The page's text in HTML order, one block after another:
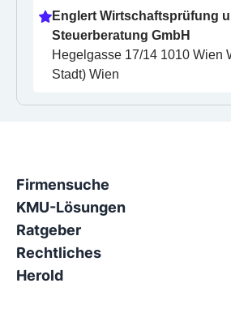
Englert Wirtschaftsprüfung
Steuerberatung GmbH
Hegelgasse 17/14 1010 Wien
Stadt) Wien
Firmensuche
KMU-Lösungen
Ratgeber
Rechtliches
Herold